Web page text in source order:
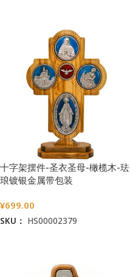
十字架摆件-圣衣圣母-橄榄木-珐
琅镀银金属带包装
¥699.00
SKU： HS00002379